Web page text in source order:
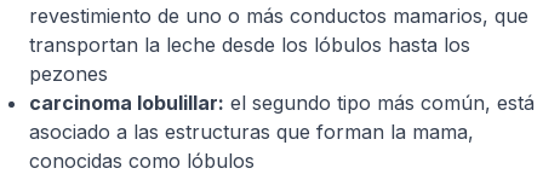
revestimiento de uno o más conductos mamarios, que
transportan la leche desde los lóbulos hasta los
pezones
carcinoma lobulillar: el segundo tipo más común, está
asociado a las estructuras que forman la mama,
conocidas como lóbulos